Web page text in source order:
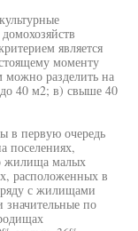
является
моменту
можно разделить на
40 м2; в) свыше 40
в первую очередь
поселениях,
жилища малых
расположенных в
с жилищами
значительные по